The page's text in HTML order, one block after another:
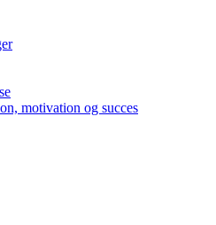
motivation og succes